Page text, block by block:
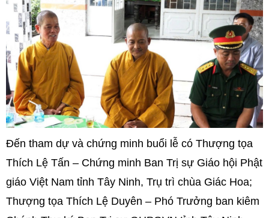
Đến tham dự và chứng minh buổi lễ có Thượng tọa
Thích Lệ Tấn – Chứng minh Ban Trị sự Giáo hội Phật
giáo Việt Nam tỉnh Tây Ninh, Trụ trì chùa Giác Hoa;
Thượng tọa Thích Lệ Duyên – Phó Trưởng ban kiêm